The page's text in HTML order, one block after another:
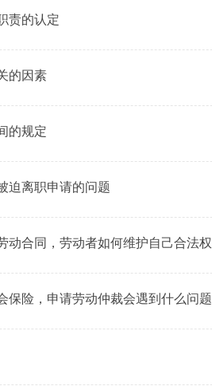
责的认定
的因素
的规定
迫离职申请的问题
动合同，劳动者如何维护自己合法
保险，申请劳动仲裁会遇到什么问